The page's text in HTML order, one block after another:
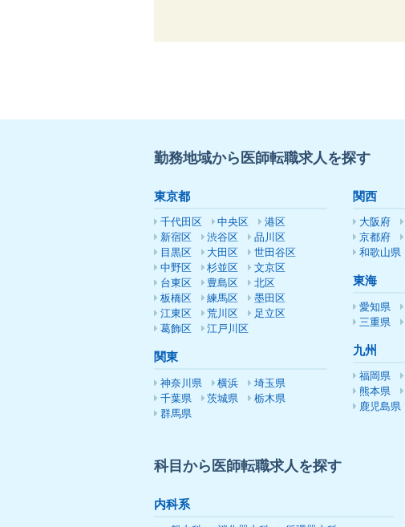
勤務地域から医師転職求人を探す
東京都
千代田区 中央区
港区
新宿区
渋谷区
品川区
目黒区
大田区
世田谷区
中野区
杉並区
文京区
台東区
豊島区
北区
板橋区
練馬区
墨田区
江東区
荒川区
足立区
葛飾区
江戸川区
関東
神奈川県 横浜
埼玉県
千葉県
茨城県
栃木県
群馬県
関西
大阪府
京都府
和歌山県
東海
愛知県
三重県
九州
福岡県
熊本県
鹿児島県
科目から医師転職求人を探す
内科系